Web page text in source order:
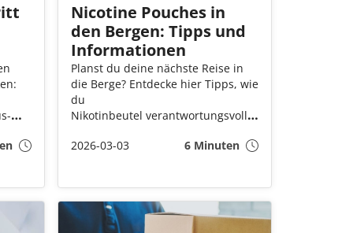
du
Nicotine Pouches in
den Bergen: Tipps und
Informationen
Planst du deine nächste Reise in
die Berge? Entdecke hier Tipps, wie
du
Nikotinbeutel verantwortungsvoll
Wandern geniesst, Rücksicht auf
2026-03-03 6 Minuten